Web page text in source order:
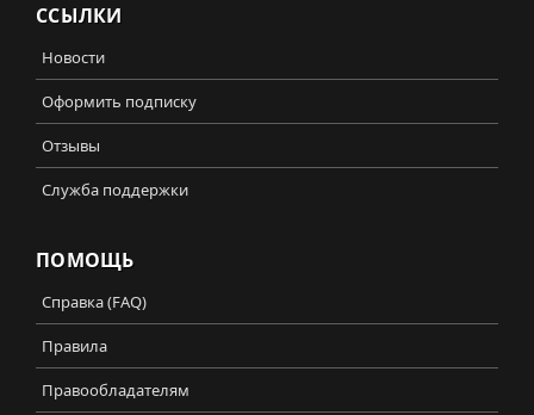
ССЫЛКИ
Новости
Оформить подписку
Отзывы
Служба поддержки
ПОМОЩЬ
Справка (FAQ)
Правила
Правообладателям